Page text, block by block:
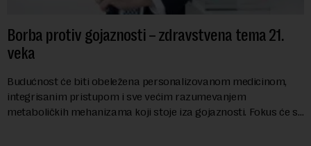
Borba protiv gojaznosti – zdravstvena tema 21.
veka
Budućnost će biti obeležena personalizovanom medicinom,
integrisanim pristupom i sve većim razumevanjem
metaboličkih mehanizama koji stoje iza gojaznosti. Fokus će se